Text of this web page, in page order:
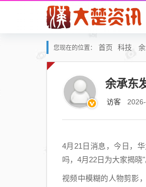
您现在的位置： 首页 科技
余承东
访客
4月21日消息，今日，
吗，4月22日为大家揭晓"
视频中模糊的人物剪影